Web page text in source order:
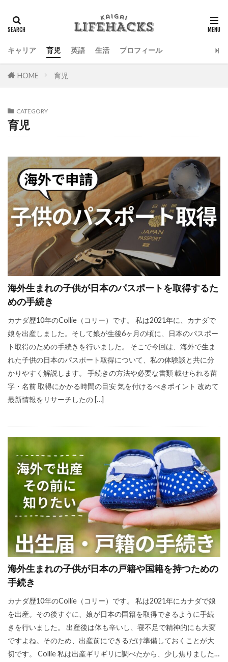
キャリア 育児 英語 生活 プロフィール
HOME 育児
CATEGORY
育児
海外生まれの子供が日本のパスポートを取得するた
めの手続き
カナダ歴10年のCollie（コリー）です。 私は2021年に、カナダで
娘を出産しました。そして娘が生後6ヶ月の頃に、日本のパスポー
ト取得のための手続きを行いました。 そこで今回は、海外で生ま
れた子供の日本のパスポート取得について、私の体験談と共に分
かりやすく解説します。 手続きの方法や必要な書類 載せられる苗
字・名前 取得にかかる時間の目安 気を付けるべきポイント 改めて
最新情報をリサーチしたの […]
海外生まれの子供が日本の戸籍や国籍を持つための
手続き
カナダ歴10年のCollie（コリー）です。 私は2021年にカナダで娘
を出産。その後すぐに、娘が日本の国籍を取得できるように手続
きを行いました。 出産後は体も辛いし、寝不足で精神的にも大変
ですよね。そのため、出産前にできるだけ準備しておくことが大
切です。 Collie 私は出産ギリギリに調べたから、少し焦りました…
検索